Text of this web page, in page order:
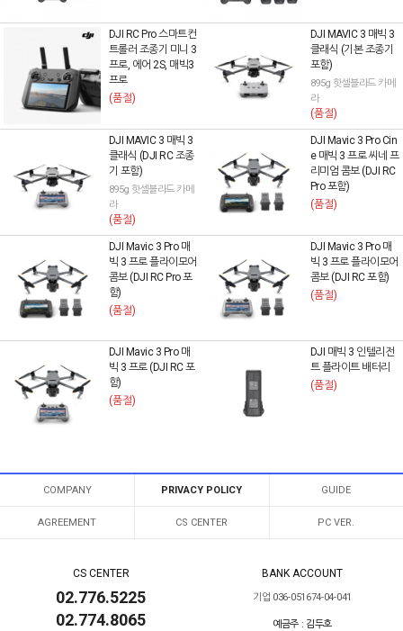
DJI RC Pro 스마트컨
트롤러 조종기 미니 3
프로, 에어 2S, 매빅3
프로
(품절)
DJI MAVIC 3 매빅 3
클래식 (기본 조종기
포함)
895g 핫셀블라드 카메
라
(품절)
DJI MAVIC 3 매빅 3
클래식 (DJI RC 조종
기 포함)
895g 핫셀블라드 카메
라
(품절)
DJI Mavic 3 Pro Cin
e 매빅 3 프로 씨네 프
리미엄 콤보 (DJI RC
Pro 포함)
(품절)
DJI Mavic 3 Pro 매
빅 3 프로 플라이모어
콤보 (DJI RC Pro 포
함)
(품절)
DJI Mavic 3 Pro 매
빅 3 프로 플라이모어
콤보 (DJI RC 포함)
(품절)
DJI Mavic 3 Pro 매
빅 3 프로 (DJI RC 포
함)
(품절)
DJI 매빅 3 인텔리전
트 플라이트 배터리
(품절)
COMPANY PRIVACY POLICY GUIDE
AGREEMENT CS CENTER PC VER.
CS CENTER
02.776.5225
02.774.8065
BANK ACCOUNT
기업 036-051674-04-041
예금주 : 김두호